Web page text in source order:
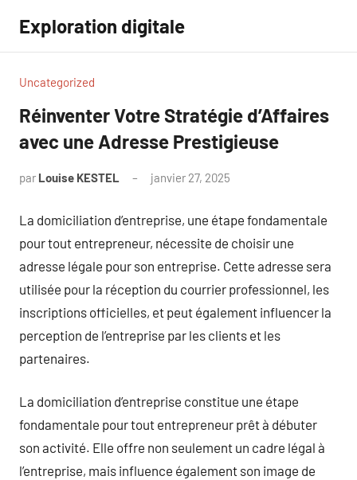
contenu
Exploration digitale
Uncategorized
Réinventer Votre Stratégie d’Affaires
avec une Adresse Prestigieuse
par Louise KESTEL janvier 27, 2025
La domiciliation d’entreprise, une étape fondamentale
pour tout entrepreneur, nécessite de choisir une
adresse légale pour son entreprise. Cette adresse sera
utilisée pour la réception du courrier professionnel, les
inscriptions officielles, et peut également influencer la
perception de l’entreprise par les clients et les
partenaires.
La domiciliation d’entreprise constitue une étape
fondamentale pour tout entrepreneur prêt à débuter
son activité. Elle offre non seulement un cadre légal à
l’entreprise, mais influence également son image de